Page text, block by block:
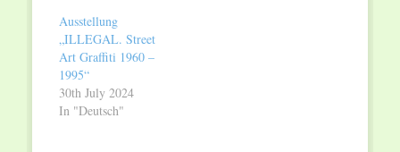
das Weltkulturerbe
Völklinger Hütte die
erste UrbanArt
Biennale®. Alle zwei
Jahre zeigt das
Europäische Zentrum
Ausstellung
„ILLEGAL. Street
Art Graffiti 1960 –
1995“
30th July 2024
In "Deutsch"